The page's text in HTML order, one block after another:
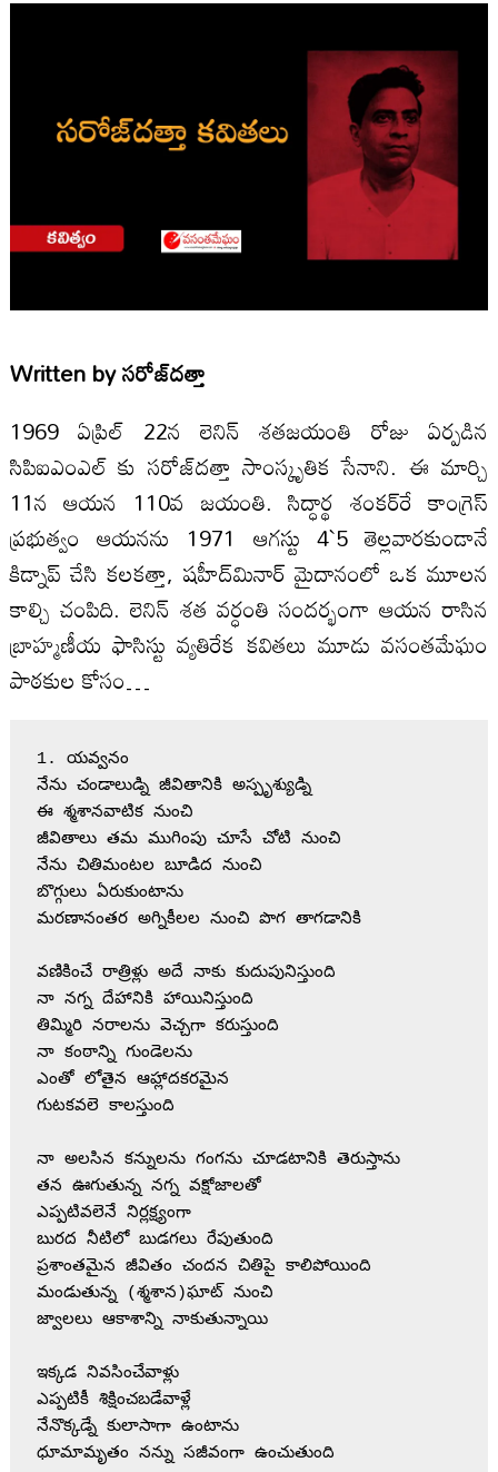
Written byసరోజ్‌దత్తా
1969 ఏప్రిల్‌ 22న లెనిన్‌ శతజయంతి రోజు ఏర్పడిన
సిపిఐఎంఎల్‌ కు సరోజ్‌దత్తా సాంస్కృతిక సేనాని. ఈ మార్చి
11న ఆయన 110వ జయంతి. సిద్ధార్థ శంకర్‌రే కాంగ్రెస్‌
ప్రభుత్వం ఆయనను 1971 ఆగస్టు 4`5 తెల్లవారకుండానే
కిడ్నాప్‌ చేసి కలకత్తా, షహీద్‌మినార్‌ మైదానంలో ఒక మూలన
కాల్చి చంపిది. లెనిన్‌ శత వర్ధంతి సందర్భంగా ఆయన రాసిన
బ్రాహ్మణీయ ఫాసిస్టు వ్యతిరేక కవితలు మూడు వసంతమేఘం
పాఠకుల కోసం…
1. యవ్వనం
నేను చండాలుడ్ని జీవితానికి అస్పృశ్యుడ్ని
ఈ శ్మశానవాటిక నుంచి
జీవితాలు తమ ముగింపు చూసే చోటి నుంచి
నేను చితిమంటల బూడిద నుంచి
బొగ్గులు ఏరుకుంటాను
మరణానంతర అగ్నికీలల నుంచి పొగ తాగడానికి
వణికించే రాత్రిళ్లు అదే నాకు కుదుపునిస్తుంది
నా నగ్న దేహానికి హాయినిస్తుంది
తిమ్మిరి నరాలను వెచ్చగా కరుస్తుంది
నా కంఠాన్ని గుండెలను
ఎంతో లోతైన ఆహ్లాదకరమైన
గుటకవలె కాలస్తుంది
నా అలసిన కన్నులను గంగను చూడటానికి తెరుస్తాను
తన ఊగుతున్న నగ్న వక్షోజాలతో
ఎప్పటివలెనే నిర్లక్ష్యంగా
బురద నీటిలో బుడగలు రేపుతుంది
ప్రశాంతమైన జీవితం చందన చితిపై కాలిపోయింది
మండుతున్న (శ్మశాన)ఘాట్‌ నుంచి
జ్వాలలు ఆకాశాన్ని నాకుతున్నాయి
ఇక్కడ నివసించేవాళ్లు
ఎప్పటికీ శిక్షించబడేవాళ్లే
నేనొక్కడ్నే కులాసాగా ఉంటాను
ధూమామృతం నన్ను సజీవంగా ఉంచుతుంది